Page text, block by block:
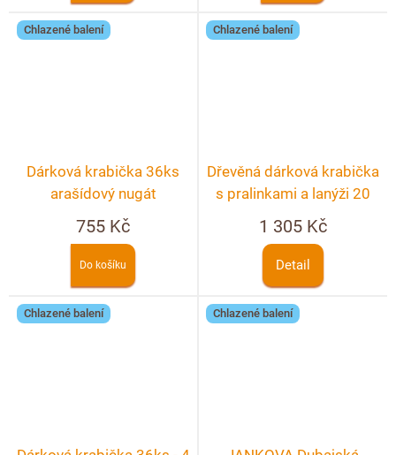
Chlazené balení
Dárková krabička 36ks
arašídový nugát
755 Kč
Do košíku
Chlazené balení
Dřevěná dárková krabička
s pralinkami a lanýži 20
ks + možnost
personalizace
1 305 Kč
Detail
Chlazené balení Chlazené balení